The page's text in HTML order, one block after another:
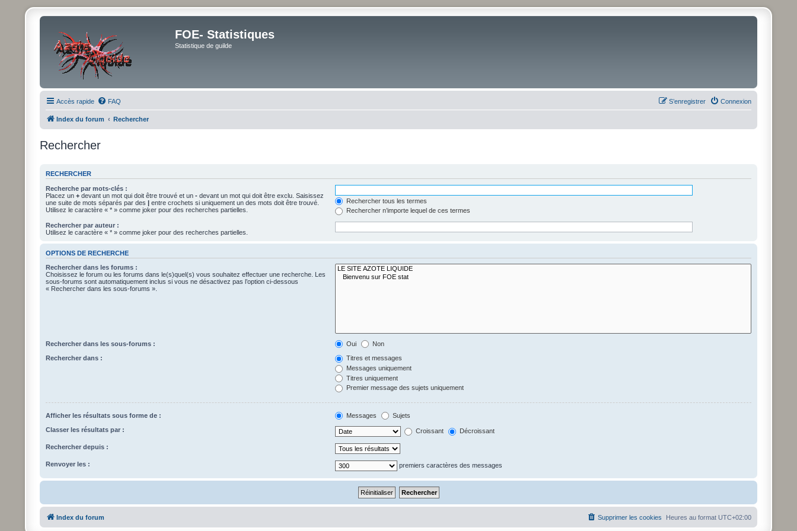
FOE- Statistiques
Statistique de guilde
Accès rapide FAQ Connexion
S’enregistrer
Index du forum Rechercher
Rechercher
RECHERCHER
Recherche par mots-clés :
Placez un+ devant un mot qui doit être trouvé et un- devant un mot qui doit être exclu. Saisissez
une suite de mots séparés par des| entre crochets si uniquement un des mots doit être trouvé.
Utilisez le caractère « * » comme joker pour des recherches partielles.
Rechercher tous les termes
Rechercher n’importe lequel de ces termes
Rechercher par auteur :
Utilisez le caractère « * » comme joker pour des recherches partielles.
OPTIONS DE RECHERCHE
Rechercher dans les forums :
Choisissez le forum ou les forums dans le(s)quel(s) vous souhaitez effectuer une recherche. Les
sous-forums sont automatiquement inclus si vous ne désactivez pas l’option ci-dessous
« Rechercher dans les sous-forums ».
Rechercher dans les sous-forums : Oui Non
Rechercher dans :
Titres et messages
Messages uniquement
Titres uniquement
Premier message des sujets uniquement
Afficher les résultats sous forme de : Messages Sujets
Classer les résultats par : Croissant Décroissant
Rechercher depuis :
Renvoyer les : premiers caractères des messages
Index du forum Heures au format UTC+02:00
Supprimer les cookies